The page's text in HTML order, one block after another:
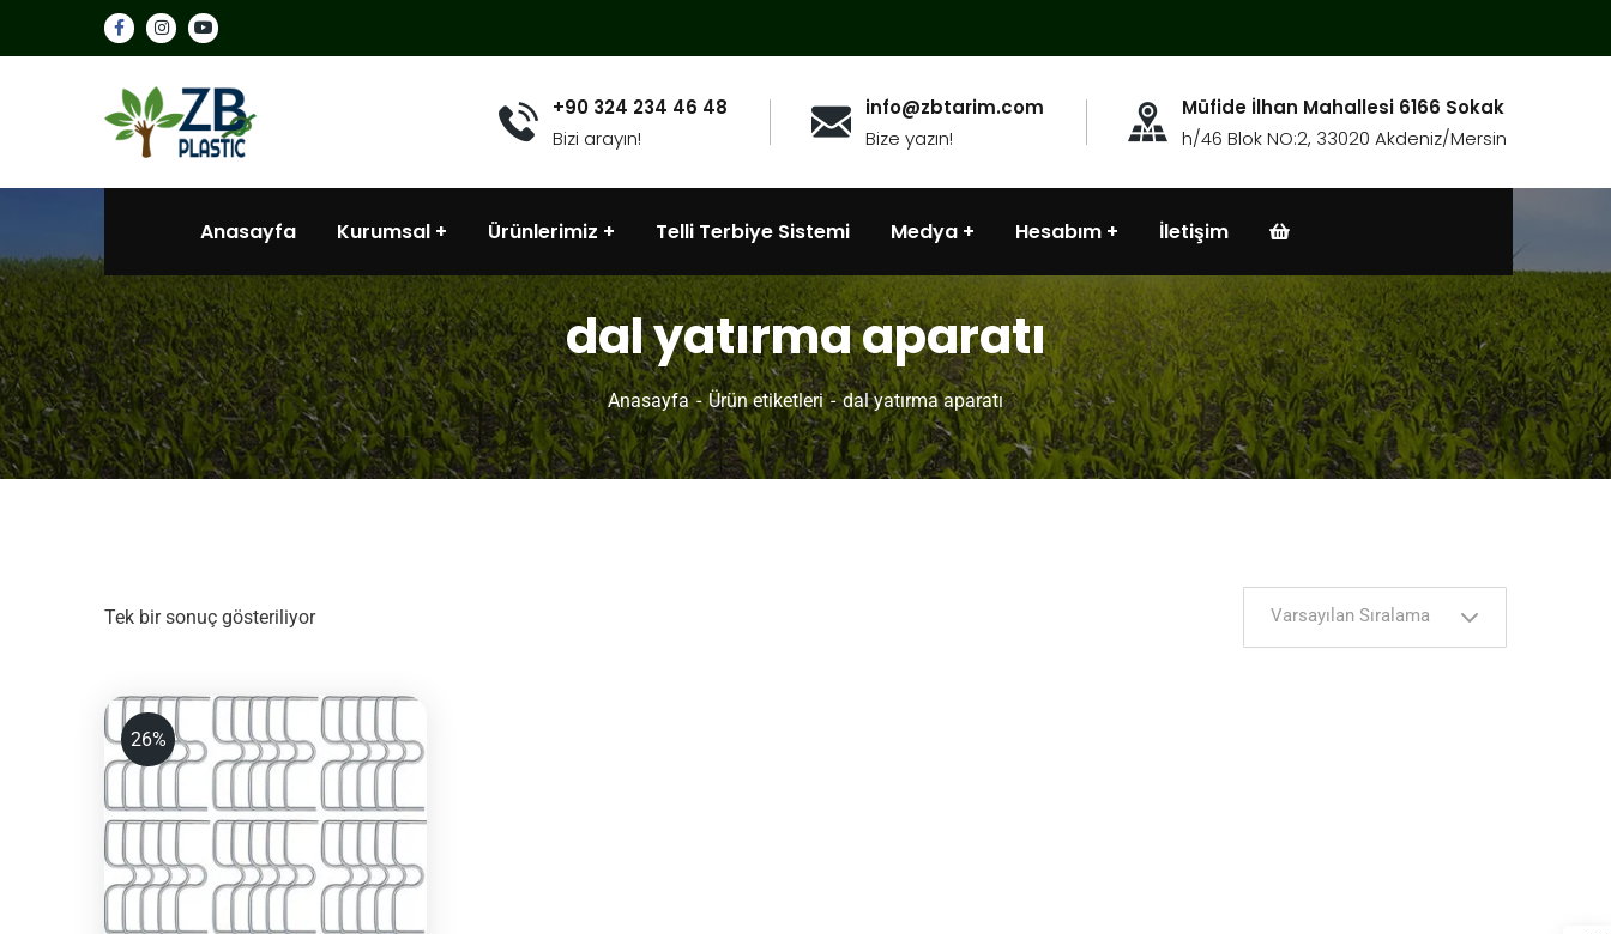
+90 324 234 46 48
Bizi arayın!
info@zbtarim.com
Bize yazın!
Müfide İlhan Mahallesi 6166 Sokak
h/46 Blok NO:2, 33020 Akdeniz/Mersin
Anasayfa Kurumsal Ürünlerimiz Telli Terbiye Sistemi Medya Hesabım İletişim
dal yatırma aparatı
Anasayfa Ürün etiketleri dal yatırma aparatı
Tek bir sonuç gösteriliyor Varsayılan Sıralama
26%